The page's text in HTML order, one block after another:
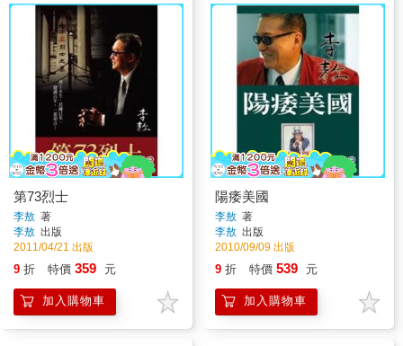
第73烈士
李敖 著
李敖 出版
2011/04/21 出版
9 折 特價 359 元
加入購物車
陽痿美國
李敖 著
李敖 出版
2010/09/09 出版
9 折 特價 539 元
加入購物車